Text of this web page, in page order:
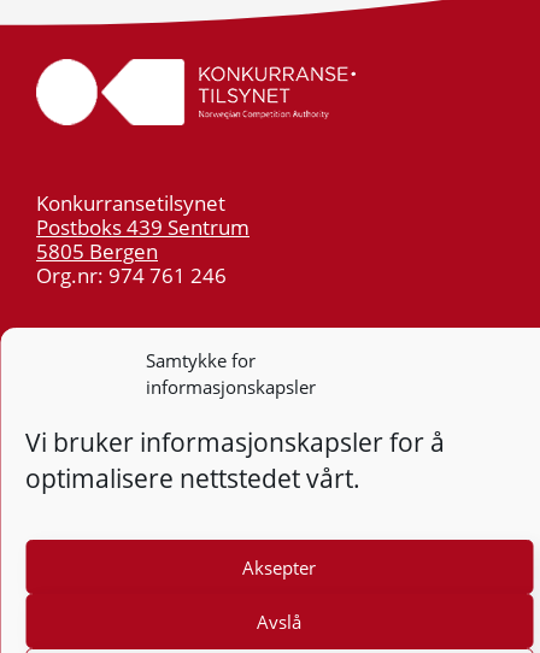
Samtykke for
informasjonskapsler
Vi bruker informasjonskapsler for å
optimalisere nettstedet vårt.
Aksepter
Avslå
Konkurransetilsynet
Postboks 439 Sentrum
5805 Bergen
Org.nr: 974 761 246
post@kt.no